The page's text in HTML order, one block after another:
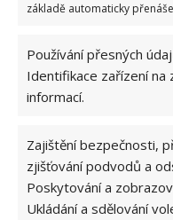
základě automaticky
Používání přesných
Identifikace zařízení na
informací.
Zajištění bezpečnosti,
zjišťování podvodů a
Poskytování a
Ukládání a sdělování
Zdroj: Redakce